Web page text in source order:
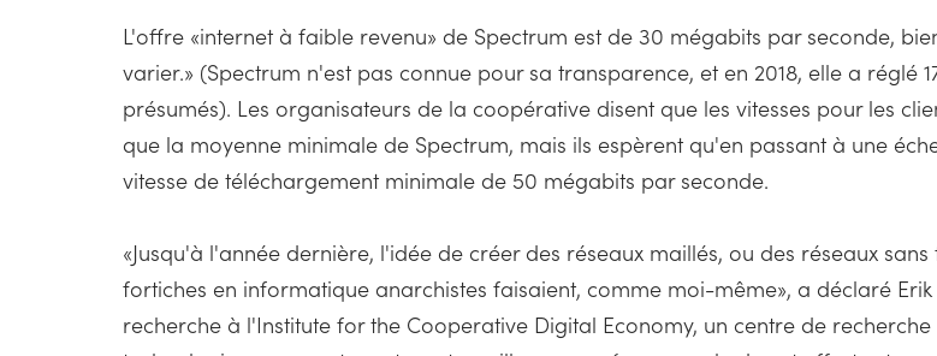
L'offre «internet à faible revenu» de Spectrum est de 30 mégabits par seconde,
varier.» (Spectrum n'est pas connue pour sa transparence, et en 2018, elle a réglé
présumés). Les organisateurs de la coopérative disent que les vitesses pour les
que la moyenne minimale de Spectrum, mais ils espèrent qu'en passant à une
vitesse de téléchargement minimale de 50 mégabits par seconde.
«Jusqu'à l'année dernière, l'idée de créer des réseaux maillés, ou des réseaux
fortiches en informatique anarchistes faisaient, comme moi-même», a déclaré
recherche à l'Institute for the Cooperative Digital Economy, un centre de